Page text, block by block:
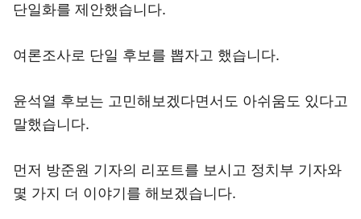
단일화를 제안했습니다.
여론조사로 단일 후보를 뽑자고 했습니다.
윤석열 후보는 고민해보겠다면서도 아쉬움도 있다고
말했습니다.
먼저 방준원 기자의 리포트를 보시고 정치부 기자와
몇 가지 더 이야기를 해보겠습니다.